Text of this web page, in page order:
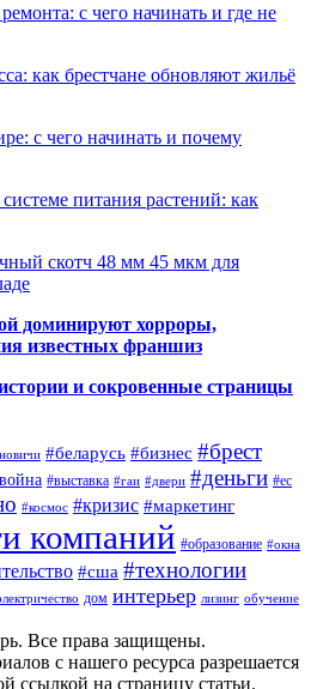
с чего начинать и где не
как брестчане обновляют жильё
с чего начинать и почему
питания растений: как
скотч 48 мм 45 мкм для
доминируют хорроры,
известных франшиз
и сокровенные страницы
#беларусь #бизнес #брест
#выставка #гаи #двери #деньги #ес
#космос #кризис #маркетинг
компаний #образование #окна
#сша #технологии
дом интерьер лизинг обучение
Все права защищены.
с нашего ресурса разрешается
ссылкой на страницу статьи.